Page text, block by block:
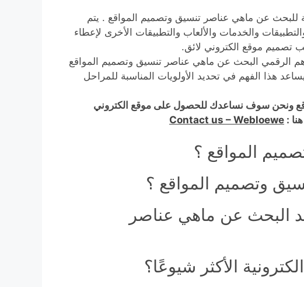
للبحث عن ماهي عناصر تنسيق وتصميم المواقع . يتم
والخدمات والألعاب والتطبيقات الأخرى لإعطاء
تصميم موقع الكتروني لائق.
الرقمي البحث عن ماهي عناصر تنسيق وتصميم المواقع
هذا الفهم في تحديد الأولويات المناسبة للمراحل
ونحن سوف نساعدك للحصول على موقع الكتروني
:
Contact us – Webloewe
المواقع ؟
وتصميم المواقع ؟
البحث عن ماهي عناصر
الأكثر شيوعًا؟